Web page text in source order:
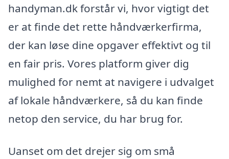
handyman.dk forstår vi, hvor vigtigt det
er at finde det rette håndværkerfirma,
der kan løse dine opgaver effektivt og til
en fair pris. Vores platform giver dig
mulighed for nemt at navigere i udvalget
af lokale håndværkere, så du kan finde
netop den service, du har brug for.
Uanset om det drejer sig om små